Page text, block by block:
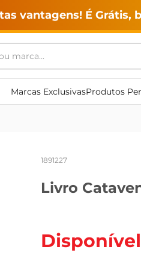
vantagens! É Grátis,
ou marca...
Marcas ExclusivasProdutos
1891227
Livro